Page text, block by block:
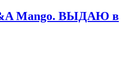
Mango. ВЫДАЮ в